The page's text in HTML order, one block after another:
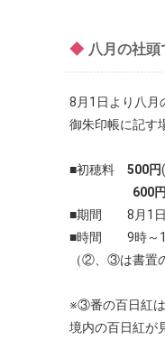
◆ 八月の社
8月1日より八月
御朱印帳に記す
■初穂料500円
600
■期間 8月1日
■時間 9時～
（②、③は書置
※③番の百日紅は
境内の百日紅が